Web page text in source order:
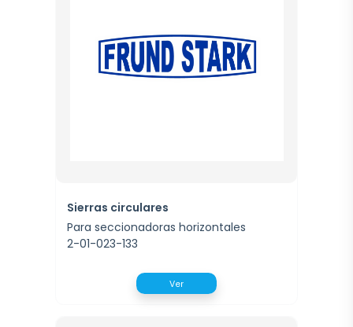
Sierras circulares
Para seccionadoras horizontales
2-01-023-133
Ver